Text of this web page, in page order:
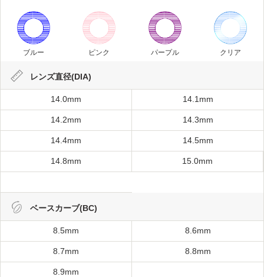
ブルー ピンク パープル クリア
レンズ直径(DIA)
14.0mm 14.1mm
14.2mm 14.3mm
14.4mm 14.5mm
14.8mm 15.0mm
ベースカーブ(BC)
8.5mm 8.6mm
8.7mm 8.8mm
8.9mm